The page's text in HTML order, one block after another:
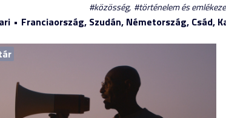
közösség
történelem és
Franciaország, Szudán, Németország, Csád,